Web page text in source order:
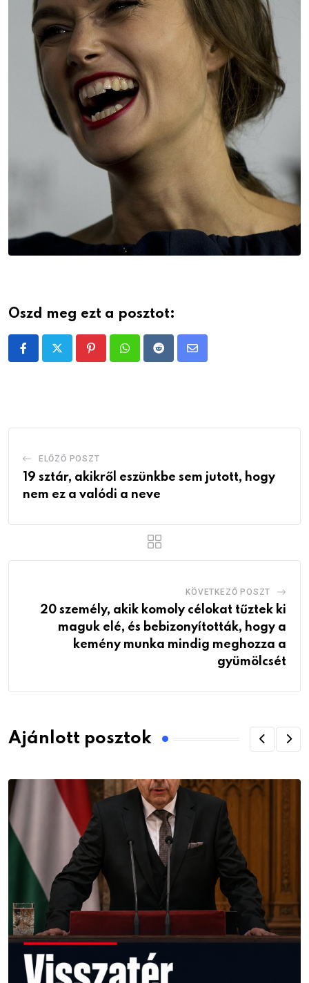
Oszd meg ezt a posztot:
PinterestWhatsappRedditShare
ELŐZŐ POSZT
19 sztár, akikről eszünkbe sem jutott, hogy
nem ez a valódi a neve
KÖVETKEZŐ POSZT
20 személy, akik komoly célokat tűztek ki
maguk elé, és bebizonyították, hogy a
kemény munka mindig meghozza a
gyümölcsét
Ajánlott posztok